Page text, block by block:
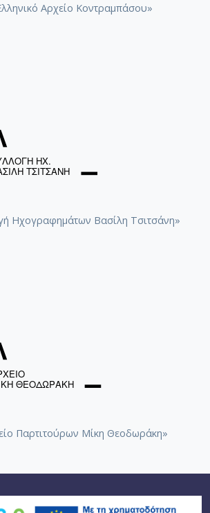
Αρχείο Κοντραμπάσου»
Ηχογραφημάτων Βασίλη Τσιτσάνη»
Παρτιτούρων Μίκη Θεοδωράκη»